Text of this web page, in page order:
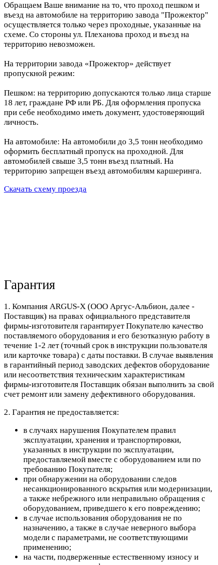
Обращаем Ваше внимание на то, что проход пешком и
въезд на автомобиле на территорию завода "Прожектор"
осуществляется только через проходные, указанные на
схеме. Со стороны ул. Плеханова проход и въезд на
территорию невозможен.
На территории завода «Прожектор» действует
пропускной режим:
Пешком: на территорию допускаются только лица старше
18 лет, граждане РФ или РБ. Для оформления пропуска
при себе необходимо иметь документ, удостоверяющий
личность.
На автомобиле: На автомобили до 3,5 тонн необходимо
оформить бесплатный пропуск на проходной. Для
автомобилей свыше 3,5 тонн въезд платный. На
территорию запрещен въезд автомобилям каршеринга.
Скачать схему проезда
Гарантия
1. Компания ARGUS-X (ООО Аргус-Альбион, далее -
Поставщик) на правах официального представителя
фирмы-изготовителя гарантирует Покупателю качество
поставляемого оборудования и его безотказную работу в
течение 1-2 лет (точный срок в инструкции пользователя
или карточке товара) с даты поставки. В случае выявления
в гарантийный период заводских дефектов оборудование
или несоответствия техническим характеристикам
фирмы-изготовителя Поставщик обязан выполнить за свой
счет ремонт или замену дефективного оборудования.
2. Гарантия не предоставляется:
в случаях нарушения Покупателем правил
эксплуатации, хранения и транспортировки,
указанных в инструкции по эксплуатации,
предоставляемой вместе с оборудованием или по
требованию Покупателя;
при обнаружении на оборудовании следов
несанкционированного вскрытия или модернизации,
а также небрежного или неправильно обращения с
оборудованием, приведшего к его повреждению;
в случае использования оборудования не по
назначению, а также в случае неверного выбора
модели с параметрами, не соответствующими
применению;
на части, подверженные естественному износу и